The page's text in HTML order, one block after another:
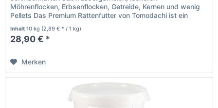
Möhrenflocken, Erbsenflocken, Getreide, Kernen und wenig
Pellets Das Premium Rattenfutter von Tomodachi ist ein
Inhalt10 kg (2,89 € * / 1 kg)
28,90 € *
Merken